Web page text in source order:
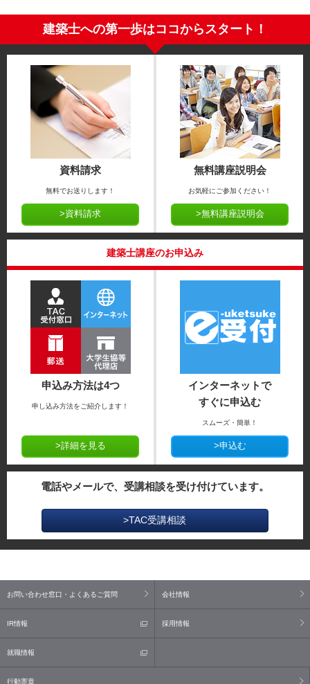
建築士への第一歩はココからスタート！
資料請求
無料でお送りします！
>資料請求
無料講座説明会
お気軽にご参加ください！
>無料講座説明会
建築士講座のお申込み
申込み方法は4つ
申し込み方法をご紹介します！
>詳細を見る
インターネットで
すぐに申込む
スムーズ・簡単！
>申込む
電話やメールで、受講相談を受け付けています。
>TAC受講相談
お問い合わせ窓口・よくあるご質問 会社情報
IR情報 採用情報
就職情報
行動憲章